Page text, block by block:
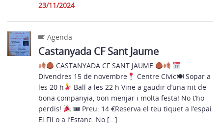
23/11/2024
Agenda
Castanyada CF Sant Jaume
CASTANYADA CF SANT JAUME
Divendres 15 de novembre
Centre Cívic🍽 Sopar a
les 20 h
Ball a les 22 h Vine a gaudir d’una nit de
bona companyia, bon menjar i molta festa! No t’ho
perdis!
🎟 Preu: 14 €Reserva el teu tiquet a l’espai
El Fil o a l’Estanc. No […]